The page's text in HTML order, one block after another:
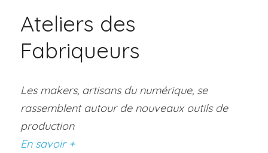
Ateliers des
Fabriqueurs
Les makers, artisans du numérique, se
rassemblent autour de nouveaux outils de
production
En savoir +